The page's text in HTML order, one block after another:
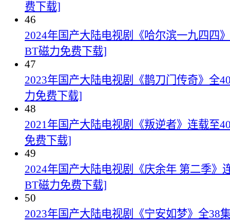
费下载]
46
2024年国产大陆电视剧《哈尔滨一九四四
BT磁力免费下载]
47
2023年国产大陆电视剧《鹊刀门传奇》全
力免费下载]
48
2021年国产大陆电视剧《叛逆者》连载至
免费下载]
49
2024年国产大陆电视剧《庆余年 第二季》
BT磁力免费下载]
50
2023年国产大陆电视剧《宁安如梦》全38